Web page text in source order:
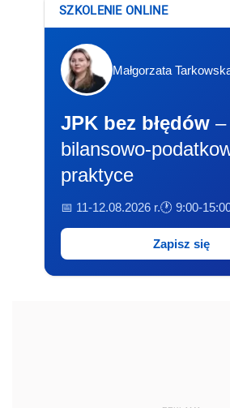
SZKOLENIE ONLINE
Małgorzata
JPK bez błędów –
bilansowo-
praktyce
📅 11-12.08.2026 r.🕐 9:00-
Zapisz się